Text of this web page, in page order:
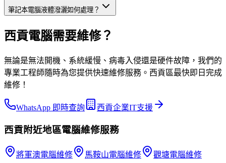
筆記本電腦液體潑灑如何處理？
西貢電腦需要維修？
無論是無法開機、系統緩慢、病毒入侵還是硬件故障，我們的
專業工程師隨時為您提供快速維修服務。西貢區最快即日完成
維修！
WhatsApp 即時查詢 西貢企業IT支援
西貢附近地區電腦維修服務
將軍澳電腦維修 馬鞍山電腦維修 觀塘電腦維修